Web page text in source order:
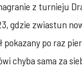
z turnieju
gdzie zwiastun
pokazany po raz
chyba sama za